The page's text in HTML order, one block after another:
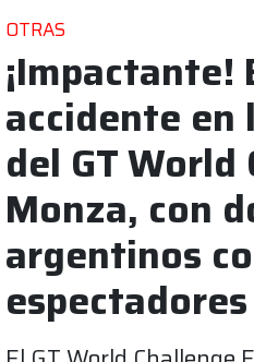
OTRAS
accidente en
del GT World
Monza, con
argentinos
espectadores